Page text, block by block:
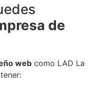
de
web como LAD La